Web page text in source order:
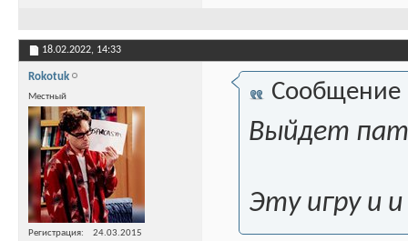
18.02.2022, 14:33
Rokotuk
Местный
Регистрация
24.03.2015
Сообщение
Выйдет
Эту игру и